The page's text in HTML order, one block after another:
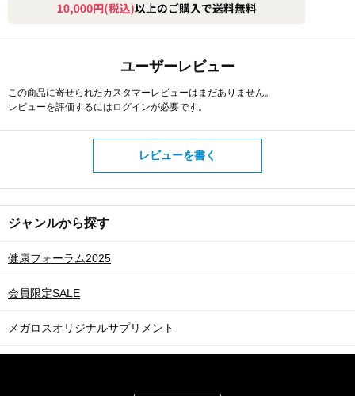
ユーザーレビュー
この商品に寄せられたカスタマーレビューはまだありません。
レビューを評価するには ログインが必要です。
レビューを書く
ジャンルから探す
健康フォーラム2025
会員限定SALE
メガロスオリジナルサプリメント